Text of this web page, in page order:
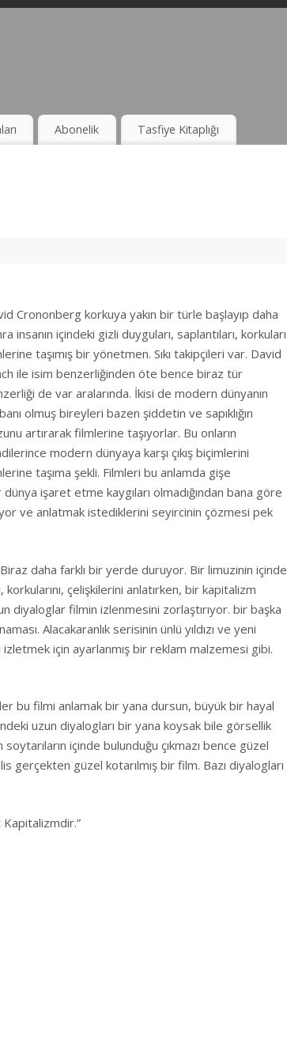
Abonelik Tasfiye Kitaplığı
Crononberg korkuya yakın bir türle başlayıp daha
insanın içindeki gizli duyguları, saplantıları, korkuları
taşımış bir yönetmen. Sıkı takipçileri var. David
ile isim benzerliğinden öte bence biraz tür
de var aralarında. İkisi de modern dünyanın
olmuş bireyleri bazen şiddetin ve sapıklığın
artırarak filmlerine taşıyorlar. Bu onların
modern dünyaya karşı çıkış biçimlerini
taşıma şekli. Filmleri bu anlamda gişe
işaret etme kaygıları olmadığından bana göre
ve anlatmak istediklerini seyircinin çözmesi pek
daha farklı bir yerde duruyor. Bir limuzinin içinde
çelişkilerini anlatırken, bir kapitalizm
filmin izlenmesini zorlaştırıyor. bir başka
Alacakaranlık serisinin ünlü yıldızı ve yeni
için ayarlanmış bir reklam malzemesi gibi.
bu filmi anlamak bir yana dursun, büyük bir hayal
uzun diyalogları bir yana koysak bile görsellik
içinde bulunduğu çıkmazı bence güzel
gerçekten güzel kotarılmış bir film. Bazı diyalogları